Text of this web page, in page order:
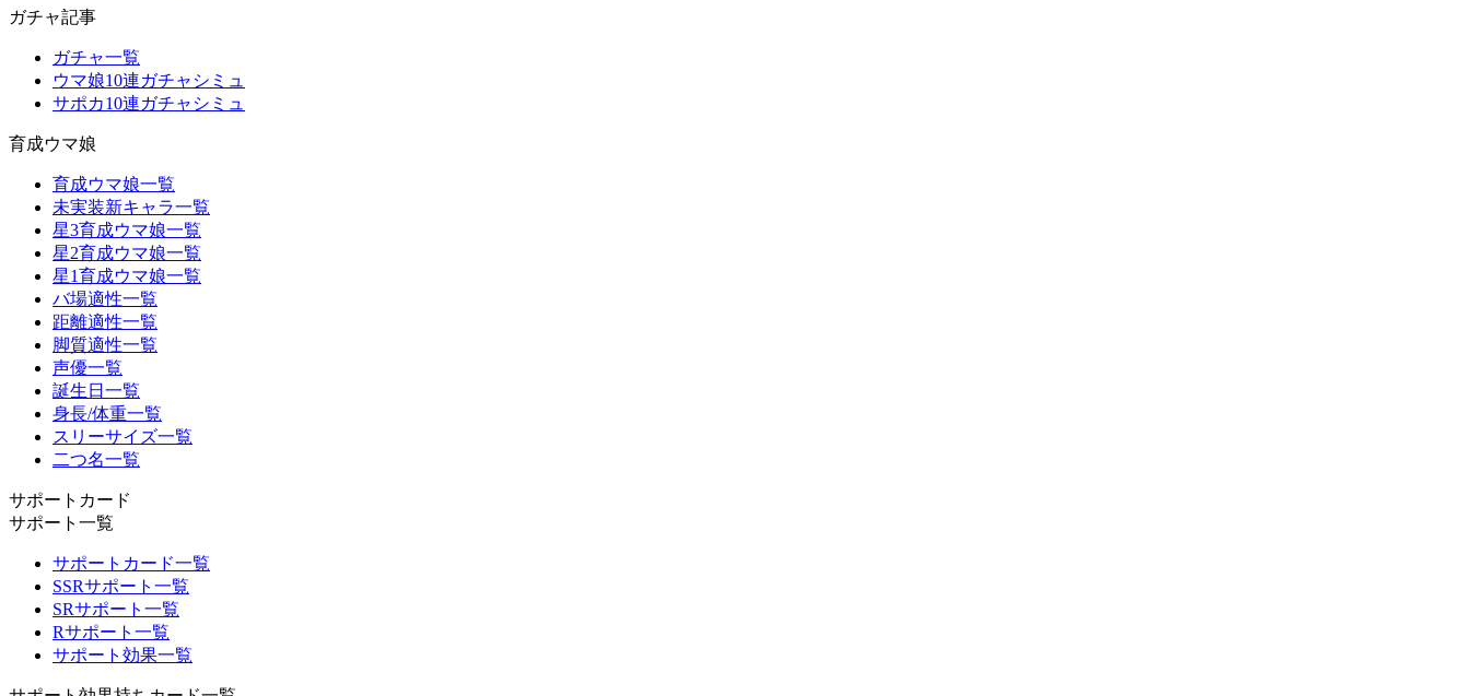
ガチャ記事
ガチャ一覧
ウマ娘10連ガチャシミュ
サポカ10連ガチャシミュ
育成ウマ娘
育成ウマ娘一覧
未実装新キャラ一覧
星3育成ウマ娘一覧
星2育成ウマ娘一覧
星1育成ウマ娘一覧
バ場適性一覧
距離適性一覧
脚質適性一覧
声優一覧
誕生日一覧
身長/体重一覧
スリーサイズ一覧
二つ名一覧
サポートカード
サポート一覧
サポートカード一覧
SSRサポート一覧
SRサポート一覧
Rサポート一覧
サポート効果一覧